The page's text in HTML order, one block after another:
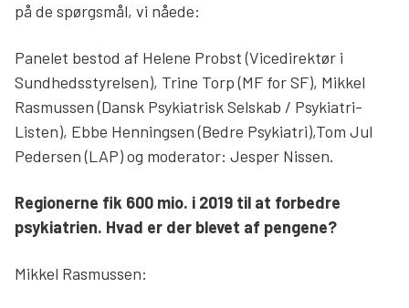
på de spørgsmål, vi nåede:
Panelet bestod af Helene Probst (Vicedirektør i
Sundhedsstyrelsen), Trine Torp (MF for SF), Mikkel
Rasmussen (Dansk Psykiatrisk Selskab / Psykiatri-
Listen), Ebbe Henningsen (Bedre Psykiatri),Tom Jul
Pedersen (LAP) og moderator: Jesper Nissen.
Regionerne fik 600 mio. i 2019 til at forbedre
psykiatrien. Hvad er der blevet af pengene?
Mikkel Rasmussen: